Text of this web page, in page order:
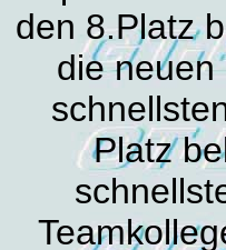
den 8.Platz
die
Platz